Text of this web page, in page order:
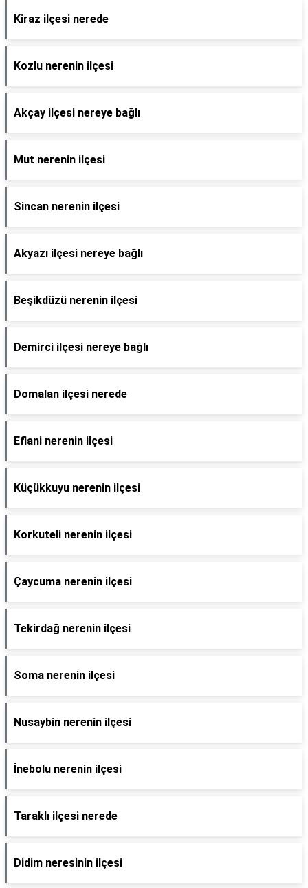
Kiraz ilçesi nerede
Kozlu nerenin ilçesi
Akçay ilçesi nereye bağlı
Mut nerenin ilçesi
Sincan nerenin ilçesi
Akyazı ilçesi nereye bağlı
Beşikdüzü nerenin ilçesi
Demirci ilçesi nereye bağlı
Domalan ilçesi nerede
Eflani nerenin ilçesi
Küçükkuyu nerenin ilçesi
Korkuteli nerenin ilçesi
Çaycuma nerenin ilçesi
Tekirdağ nerenin ilçesi
Soma nerenin ilçesi
Nusaybin nerenin ilçesi
İnebolu nerenin ilçesi
Taraklı ilçesi nerede
Didim neresinin ilçesi